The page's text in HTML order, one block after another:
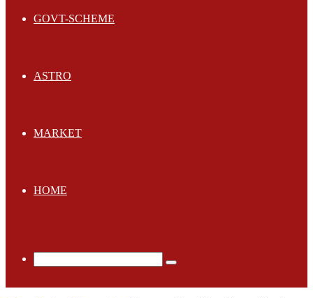
GOVT-SCHEME
ASTRO
MARKET
HOME
Search